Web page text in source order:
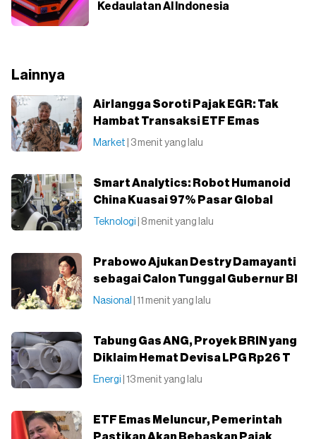
Kedaulatan AI Indonesia
Lainnya
Airlangga Soroti Pajak EGR: Tak
Hambat Transaksi ETF Emas
Market | 3 menit yang lalu
Smart Analytics: Robot Humanoid
China Kuasai 97% Pasar Global
Teknologi | 8 menit yang lalu
Prabowo Ajukan Destry Damayanti
sebagai Calon Tunggal Gubernur BI
Nasional | 11 menit yang lalu
Tabung Gas ANG, Proyek BRIN yang
Diklaim Hemat Devisa LPG Rp26 T
Energi | 13 menit yang lalu
ETF Emas Meluncur, Pemerintah